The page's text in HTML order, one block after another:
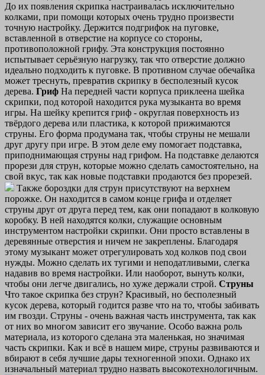
До их появления скрипка настраивалась исключительно
колками, при помощи которых очень трудно произвести
точную настройку. Держится подгрифок на пуговке,
вставленной в отверстие на корпусе со стороны,
противоположной грифу. Эта конструкция постоянно
испытывает серьёзную нагрузку, так что отверстие должно
идеально подходить к пуговке. В противном случае обечайка
может треснуть, превратив скрипку в бесполезный кусок
дерева. Гриф На передней части корпуса приклеена шейка
скрипки, под которой находится рука музыканта во время
игры. На шейку крепится гриф - округлая поверхность из
твёрдого дерева или пластика, к которой прижимаются
струны. Его форма продумана так, чтобы струны не мешали
друг другу при игре. В этом деле ему помогает подставка,
приподнимающая струны над грифом. На подставке делаются
прорези для струн, которые можно сделать самостоятельно, на
свой вкус, так как новые подставки продаются без прорезей.
Также бороздки для струн присутствуют на верхнем
порожке. Он находится в самом конце грифа и отделяет
струны друг от друга перед тем, как они попадают в колковую
коробку. В ней находятся колки, служащие основным
инструментом настройки скрипки. Они просто вставлены в
деревянные отверстия и ничем не закреплены. Благодаря
этому музыкант может отрегулировать ход колков под свои
нужды. Можно сделать их тугими и неподатливыми, слегка
надавив во время настройки. Или наоборот, вынуть колки,
чтобы они легче двигались, но хуже держали строй. Струны
Что такое скрипка без струн? Красивый, но бесполезный
кусок дерева, который годится разве что на то, чтобы забивать
им гвозди. Струны - очень важная часть инструмента, так как
от них во многом зависит его звучание. Особо важна роль
материала, из которого сделана эта маленькая, но значимая
часть скрипки. Как и всё в нашем мире, струны развиваются и
вбирают в себя лучшие дары техногенной эпохи. Однако их
изначальный материал трудно назвать высокотехнологичным.